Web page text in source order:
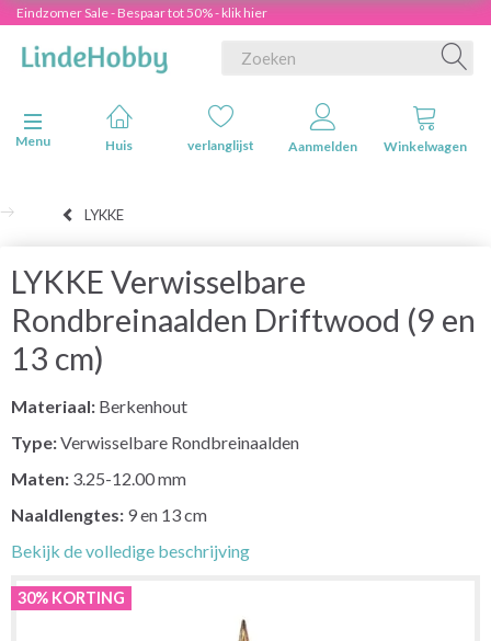
Eindzomer Sale - Bespaar tot 50% - klik hier
Navigatie in-/uitschakelen
Menu
Huis verlanglijst Aanmelden Winkelwagen
LYKKE
LYKKE Verwisselbare
Rondbreinaalden Driftwood (9 en
13 cm)
Materiaal: Berkenhout
Type:Verwisselbare Rondbreinaalden
Maten: 3.25-12.00 mm
Naaldlengtes: 9 en 13 cm
Bekijk de volledige beschrijving
30% KORTING